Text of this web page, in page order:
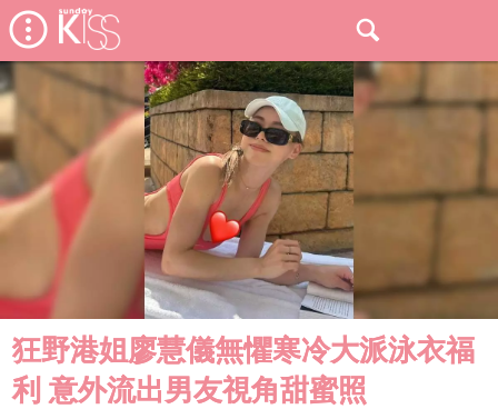
狂野港姐廖慧儀無懼寒冷大派泳衣福
利 意外流出男友視角甜蜜照